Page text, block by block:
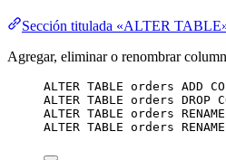
Sección titulada «ALTER
Agregar, eliminar o renombrar
ALTER TABLE orders ADD
ALTER TABLE orders DROP
ALTER TABLE orders
ALTER TABLE orders RENAME